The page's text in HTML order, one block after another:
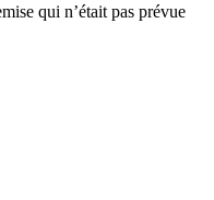
qui n’était pas prévue